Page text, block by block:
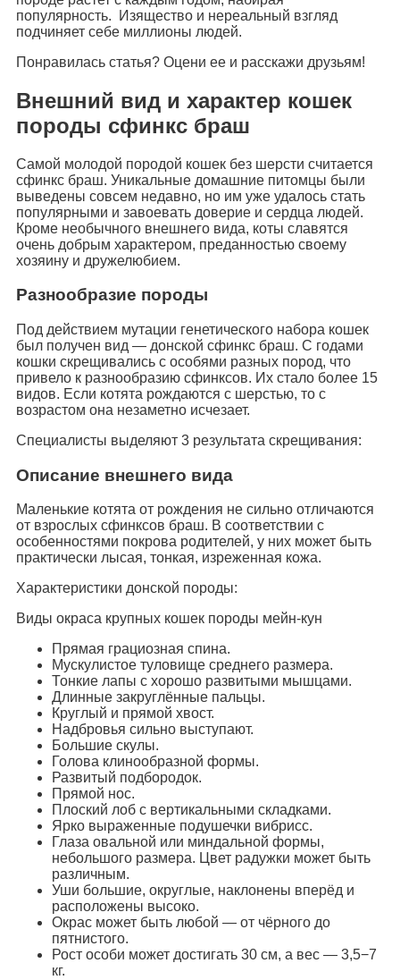
популярность. Изящество и нереальный взгляд
подчиняет себе миллионы людей.
Понравилась статья? Оцени ее и расскажи друзьям!
Внешний вид и характер кошек
породы сфинкс браш
Самой молодой породой кошек без шерсти считается
сфинкс браш. Уникальные домашние питомцы были
выведены совсем недавно, но им уже удалось стать
популярными и завоевать доверие и сердца людей.
Кроме необычного внешнего вида, коты славятся
очень добрым характером, преданностью своему
хозяину и дружелюбием.
Разнообразие породы
Под действием мутации генетического набора кошек
был получен вид — донской сфинкс браш. С годами
кошки скрещивались с особями разных пород, что
привело к разнообразию сфинксов. Их стало более 15
видов. Если котята рождаются с шерстью, то с
возрастом она незаметно исчезает.
Специалисты выделяют 3 результата скрещивания:
Описание внешнего вида
Маленькие котята от рождения не сильно отличаются
от взрослых сфинксов браш. В соответствии с
особенностями покрова родителей, у них может быть
практически лысая, тонкая, изреженная кожа.
Характеристики донской породы:
Виды окраса крупных кошек породы мейн-кун
Прямая грациозная спина.
Мускулистое туловище среднего размера.
Тонкие лапы с хорошо развитыми мышцами.
Длинные закруглённые пальцы.
Круглый и прямой хвост.
Надбровья сильно выступают.
Большие скулы.
Голова клинообразной формы.
Развитый подбородок.
Прямой нос.
Плоский лоб с вертикальными складками.
Ярко выраженные подушечки вибрисс.
Глаза овальной или миндальной формы,
небольшого размера. Цвет радужки может быть
различным.
Уши большие, округлые, наклонены вперёд и
расположены высоко.
Окрас может быть любой — от чёрного до
пятнистого.
Рост особи может достигать 30 см, а вес — 3,5−7
кг.